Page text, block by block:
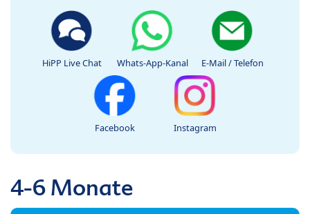
HiPP Live Chat Whats-App-Kanal E-Mail / Telefon
Facebook Instagram
4-6 Monate